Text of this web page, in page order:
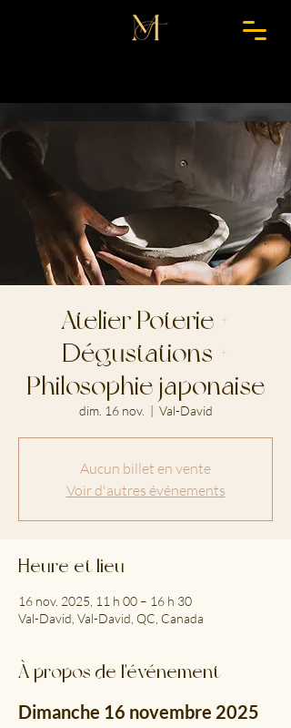
Atelier Poterie +
Dégustations +
Philosophie japonaise
dim. 16 nov.
  |
Val-David
Aucun billet en vente
Voir d'autres événements
Heure et lieu
16 nov. 2025, 11 h 00 – 16 h 30
Val-David, Val-David, QC, Canada
À propos de l'événement
Dimanche 16 novembre 2025